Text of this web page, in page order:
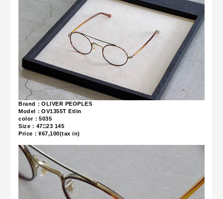
Brand：OLIVER PEOPLES
Model：OV1355T Etlin
color：5035
Size：47□23 145
Price：¥67,100(tax in)